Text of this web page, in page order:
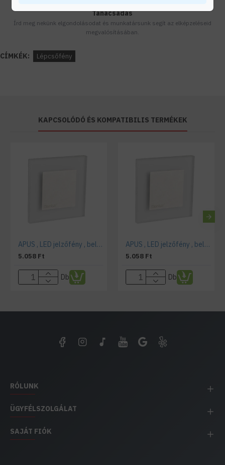
Tanácsadás
Írd meg nekünk elgondolásodat és munkatársunk segít az elképzeléseid
megvalósításában.
CÍMKÉK: Lépcsőfény
KAPCSOLÓDÓ ÉS KOMPATIBILIS TERMÉKEK
APUS , LED jelzőfény , beltéri , 12 Volt , design , hideg fehér
5.058 Ft
Db
APUS , LED jelzőfény , beltéri , 12 Volt , design , meleg fehér
5.058 Ft
Db
RÓLUNK
ÜGYFÉLSZOLGÁLAT
SAJÁT FIÓK